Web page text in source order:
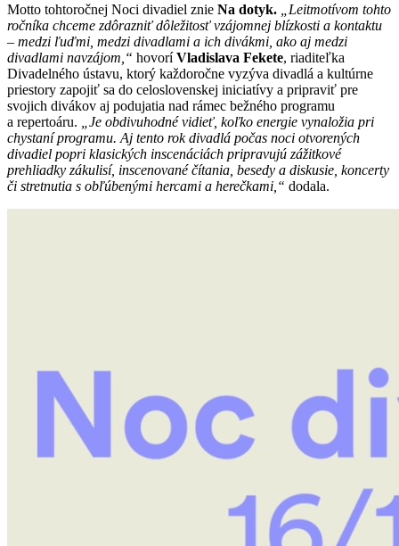
Motto tohtoročnej Noci divadiel znie Na dotyk.
„Leitmotívom tohto
ročníka chceme zdôrazniť dôležitosť vzájomnej blízkosti a kontaktu
– medzi ľuďmi, medzi divadlami a ich divákmi, ako aj medzi
divadlami navzájom,“ hovoríVladislava Fekete, riaditeľka
Divadelného ústavu, ktorý každoročne vyzýva divadlá a kultúrne
priestory zapojiť sa do celoslovenskej iniciatívy a pripraviť pre
svojich divákov aj podujatia nad rámec bežného programu
a repertoáru.
„Je obdivuhodné vidieť, koľko energie vynaložia pri
chystaní programu. Aj tento rok divadlá počas noci otvorených
divadiel popri klasických inscenáciách pripravujú zážitkové
prehliadky zákulisí, inscenované čítania, besedy a diskusie, koncerty
či stretnutia s obľúbenými hercami a herečkami,“ dodala.